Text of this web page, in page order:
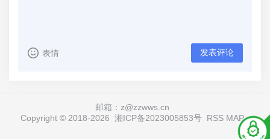
表情 发表评论
邮箱：z@zzwws.cn
Copyright © 2018-2026 湘ICP备2023005853号 RSS MAP